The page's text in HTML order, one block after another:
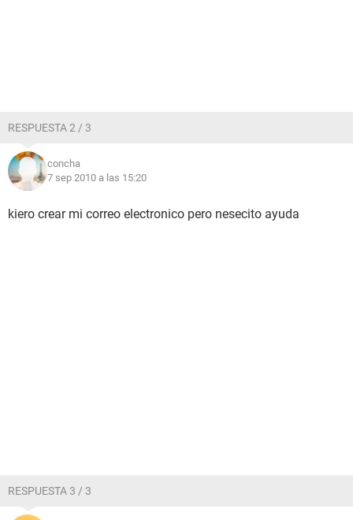
RESPUESTA 2 / 3
concha
7 sep 2010 a las 15:20
kiero crear mi correo electronico pero nesecito ayuda
RESPUESTA 3 / 3